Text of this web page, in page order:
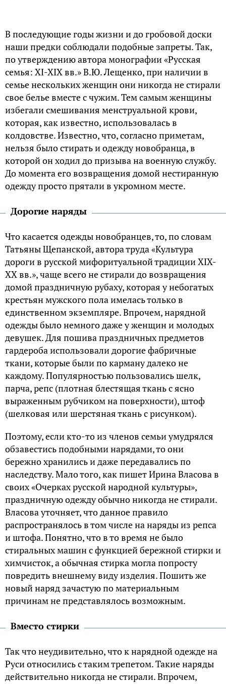
В последующие годы жизни и до гробовой доски
наши предки соблюдали подобные запреты. Так,
по утверждению автора монографии «Русская
семья: XI-XIX вв.» В.Ю. Лещенко, при наличии в
семье нескольких женщин они никогда не стирали
свое белье вместе с чужим. Тем самым женщины
избегали смешивания менструальной крови,
которая, как известно, использовалась в
колдовстве. Известно, что, согласно приметам,
нельзя было стирать и одежду новобранца, в
которой он ходил до призыва на военную службу.
До момента его возвращения домой нестиранную
одежду просто прятали в укромном месте.
Дорогие наряды
Что касается одежды новобранцев, то, по словам
Татьяны Щепанской, автора труда «Культура
дороги в русской мифоритуальной традиции XIX-
XX вв.», чаще всего не стирали до возвращения
домой праздничную рубаху, которая у небогатых
крестьян мужского пола имелась только в
единственном экземпляре. Впрочем, нарядной
одежды было немного даже у женщин и молодых
девушек. Для пошива праздничных предметов
гардероба использовали дорогие фабричные
ткани, которые были по карману далеко не
каждому. Популярностью пользовались шелк,
парча, репс (плотная блестящая ткань с ясно
выраженным рубчиком на поверхности), штоф
(шелковая или шерстяная ткань с рисунком).
Поэтому, если кто-то из членов семьи умудрялся
обзавестись подобными нарядами, то они
бережно хранились и даже передавались по
наследству. Мало того, как пишет Ирина Власова в
своих «Очерках русской народной культуры»,
праздничную одежду обычно никогда не стирали.
Власова уточняет, что данное правило
распространялось в том числе на наряды из репса
и штофа. Понятно, что в то время не было
стиральных машин с функцией бережной стирки и
химчисток, а обычная стирка могла попросту
повредить внешнему виду изделия. Пошить же
новый наряд зачастую по материальным
причинам не представлялось возможным.
Вместо стирки
Так что неудивительно, что к нарядной одежде на
Руси относились с таким трепетом. Такие наряды
действительно никогда не стирали. Впрочем,